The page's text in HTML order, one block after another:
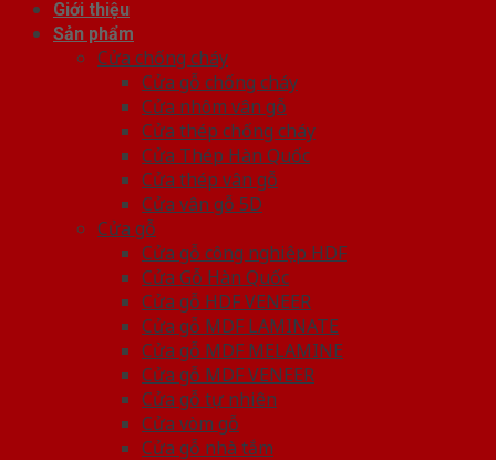
Giới thiệu
Sản phẩm
Cửa chống cháy
Cửa gỗ chống cháy
Cửa nhôm vân gỗ
Cửa thép chống cháy
Cửa Thép Hàn Quốc
Cửa thép vân gỗ
Cửa vân gỗ 5D
Cửa gỗ
Cửa gỗ công nghiệp HDF
Cửa Gỗ Hàn Quốc
Cửa gỗ HDF VENEER
Cửa gỗ MDF LAMINATE
Cửa gỗ MDF MELAMINE
Cửa gỗ MDF VENEER
Cửa gỗ tự nhiên
Cửa vòm gỗ
Cửa gỗ nhà tắm